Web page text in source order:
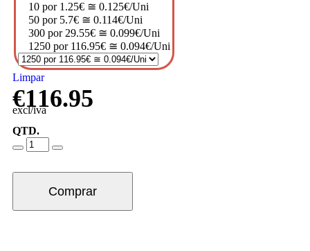
10 por 1.25€ ≅ 0.125€/Uni
50 por 5.7€ ≅ 0.114€/Uni
300 por 29.55€ ≅ 0.099€/Uni
1250 por 116.95€ ≅ 0.094€/Uni
Limpar
€116.95
excl/iva
QTD.
Comprar